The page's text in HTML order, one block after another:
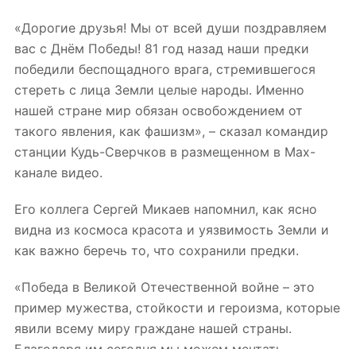
«Дорогие друзья! Мы от всей души поздравляем
вас с Днём Победы! 81 год назад наши предки
победили беспощадного врага, стремившегося
стереть с лица Земли целые народы. Именно
нашей стране мир обязан освобождением от
такого явления, как фашизм», – сказал командир
станции Кудь-Сверчков в размещенном в Max-
канале видео.
Его коллега Сергей Микаев напомнил, как ясно
видна из космоса красота и уязвимость Земли и
как важно беречь то, что сохранили предки.
«Победа в Великой Отечественной войне – это
пример мужества, стойкости и героизма, которые
явили всему миру граждане нашей страны.